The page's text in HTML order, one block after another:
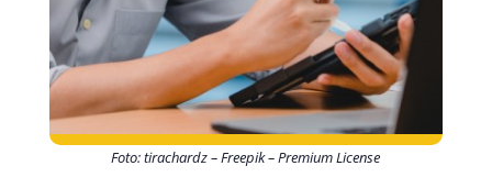
Foto: tirachardz – Freepik – Premium License